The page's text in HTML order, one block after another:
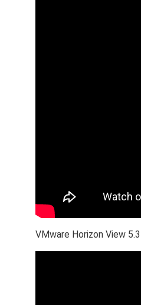
VMware Horizon View